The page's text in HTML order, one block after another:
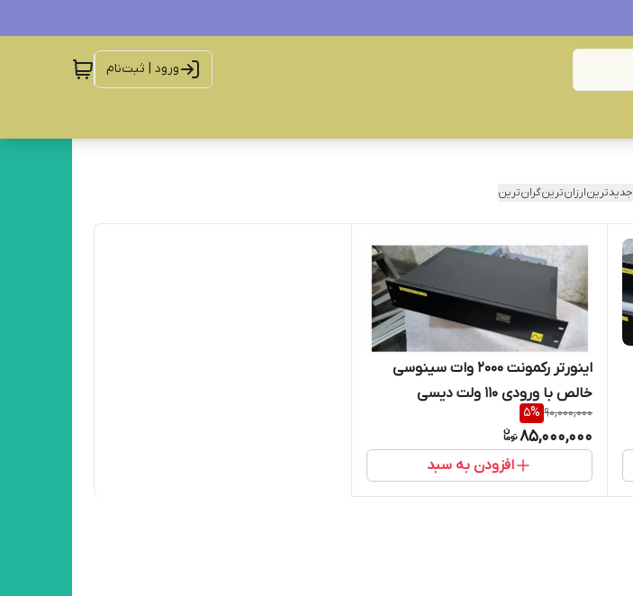
ورود | ثبت‌نام
جدیدترینارزان‌ترینگران‌ترین
اینورتر رکمونت ۲۰۰۰ وات سینوسی
خالص با ورودی 110 ولت دیسی
90,000,000
5%
85,000,000
افزودن به سبد